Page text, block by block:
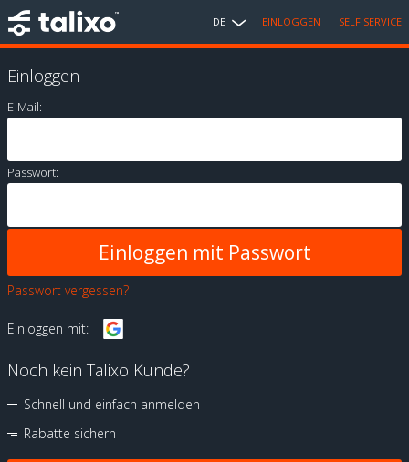
DE EINLOGGEN SELF SERVICE
Einloggen
E-Mail:
Passwort:
Passwort vergessen?
Einloggen mit:
Noch kein Talixo Kunde?
Schnell und einfach anmelden
Rabatte sichern